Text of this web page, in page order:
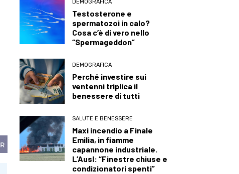
DEMOGRAFICA
Testosterone e
spermatozoi in calo?
Cosa c’è di vero nello
“Spermageddon”
DEMOGRAFICA
Perché investire sui
ventenni triplica il
benessere di tutti
SALUTE E BENESSERE
Maxi incendio a Finale
Emilia, in fiamme
capannone industriale.
L’Ausl: “Finestre chiuse e
condizionatori spenti”